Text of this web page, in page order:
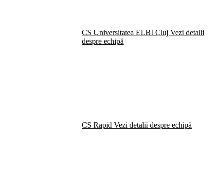
CS Universitatea ELBI Cluj Vezi detalii
despre echipă
CS Rapid Vezi detalii despre echipă